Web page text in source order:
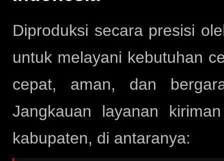
Diproduksi secara presisi
untuk melayani kebutuhan
cepat, aman, dan
Jangkauan layanan
kabupaten, di antaranya: